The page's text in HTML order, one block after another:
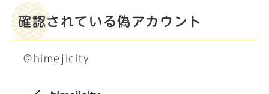
確認されている偽アカウント
＠himejicity